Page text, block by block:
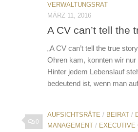
VERWALTUNGSRAT
MÄRZ 11, 2016
A CV can’t tell the
„A CV can’t tell the true
Ohren kam, konnten wir
Hinter jedem Lebenslauf
bedeutend ist, wenn man
0
AUFSICHTSRÄTE / BEIRAT /
MANAGEMENT / EXECUTIVE